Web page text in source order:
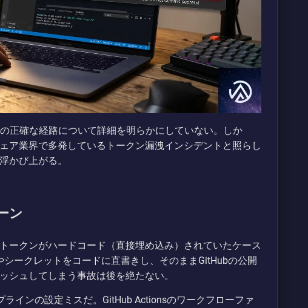
正確な経路について詳細を明らかにしていない。しか
ア業界で多発しているトークン漏洩インシデントと照らし
かび上がる。
ン
ークンがハードコード（直接埋め込み）されていたケース
ークレットをコードに直書きし、そのままGitHubの公開
シュしてしまう事故は後を絶たない。
ラインの設定ミスだ。GitHub Actionsのワークフローファ